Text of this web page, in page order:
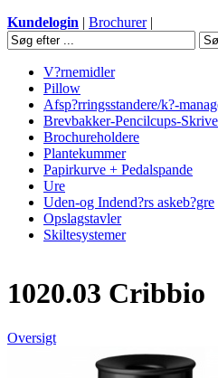
Kundelogin | Brochurer|
V?rnemidler
Pillow
Afsp?rringsstandere/k?-
Brevbakker-Pencilcups-
Brochureholdere
Plantekummer
Papirkurve + Pedalspande
Ure
Uden-og Indend?rs askeb?gre
Opslagstavler
Skiltesystemer
1020.03 Cribbio
Oversigt